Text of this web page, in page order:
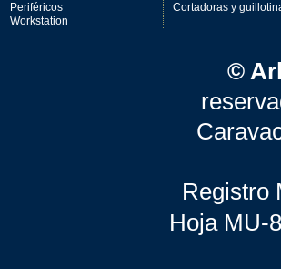
Periféricos
Workstation
Cortadoras y
©
Registro
Hoja MU-